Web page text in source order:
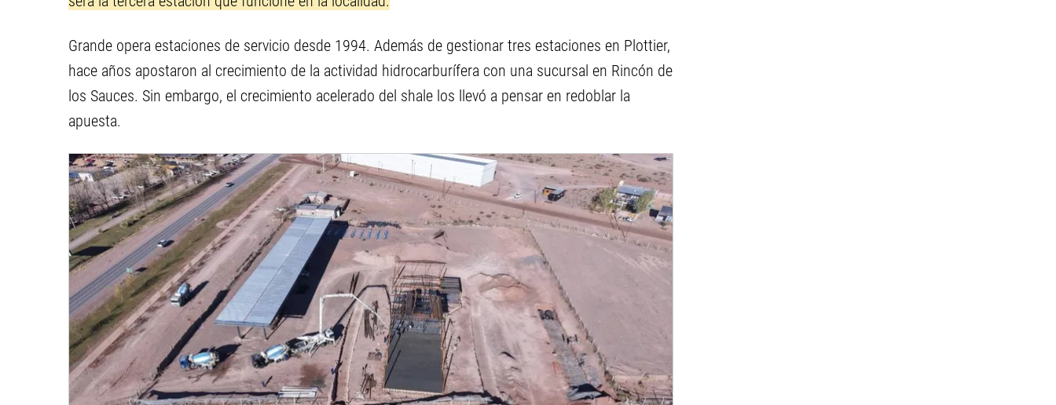
Grande opera estaciones de servicio desde 1994. Además de gestionar tres estaciones en Plottier,
hace años apostaron al crecimiento de la actividad hidrocarburífera con una sucursal en Rincón de
los Sauces. Sin embargo, el crecimiento acelerado del shale los llevó a pensar en redoblar la
apuesta.